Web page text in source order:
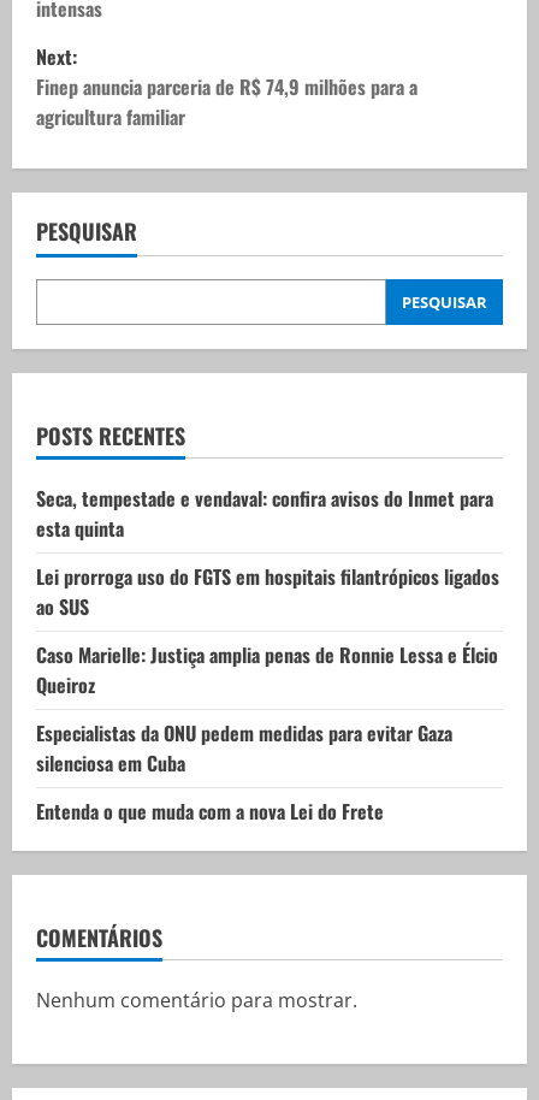
s
t
n
a
v
i
g
t
i
o
n
intensas
Next:
Finep anuncia parceria de R$ 74,9 milhões para a
agricultura familiar
PESQUISAR
PESQUISAR
POSTS RECENTES
Seca, tempestade e vendaval: confira avisos do Inmet para
esta quinta
Lei prorroga uso do FGTS em hospitais filantrópicos ligados
ao SUS
Caso Marielle: Justiça amplia penas de Ronnie Lessa e Élcio
Queiroz
Especialistas da ONU pedem medidas para evitar Gaza
silenciosa em Cuba
Entenda o que muda com a nova Lei do Frete
COMENTÁRIOS
Nenhum comentário para mostrar.